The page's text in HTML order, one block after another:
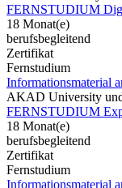
FERNSTUDIUM
18 Monat(e)
berufsbegleitend
Zertifikat
Fernstudium
Informationsmaterial
AKAD University
FERNSTUDIUM
18 Monat(e)
berufsbegleitend
Zertifikat
Fernstudium
Informationsmaterial